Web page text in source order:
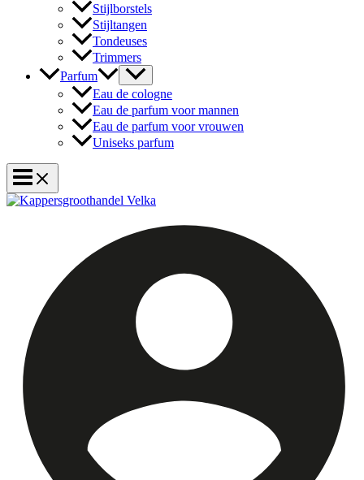
Stijlborstels
Stijltangen
Tondeuses
Trimmers
Parfum
Eau de cologne
Eau de parfum voor mannen
Eau de parfum voor vrouwen
Uniseks parfum